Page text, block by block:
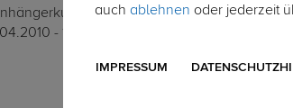
auch ablehnen oder jederzeit
IMPRESSUM